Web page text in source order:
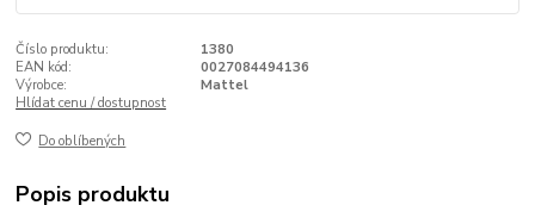
Číslo produktu:
1380
EAN kód:
0027084494136
Výrobce:
Mattel
Hlídat cenu / dostupnost
Do oblíbených
Popis produktu